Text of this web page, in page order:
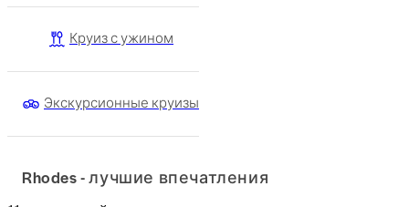
Круиз с ужином
Экскурсионные круизы
Rhodes - лучшие впечатления